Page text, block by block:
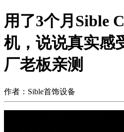
用了3个月Sible
机，说说真实感
厂老板亲测
作者：Sible首饰设备